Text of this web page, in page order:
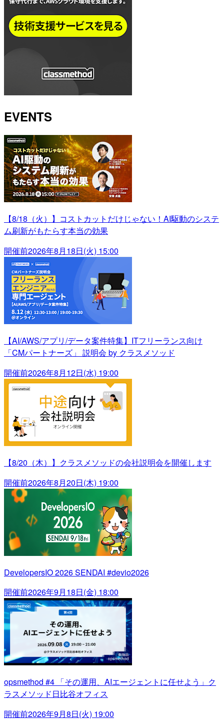
EVENTS
【8/18（火）】コストカットだけじゃない！AI駆動のシステ
ム刷新がもたらす本当の効果
開催前2026年8月18日(火) 15:00
【AI/AWS/アプリ/データ案件特集】ITフリーランス向け
「CMパートナーズ」 説明会 by クラスメソッド
開催前2026年8月12日(水) 19:00
【8/20（木）】クラスメソッドの会社説明会を開催します
開催前2026年8月20日(木) 19:00
DevelopersIO 2026 SENDAI #devio2026
開催前2026年9月18日(金) 18:00
opsmethod #4 「その運用、AIエージェントに任せよう」ク
ラスメソッド日比谷オフィス
開催前2026年9月8日(火) 19:00